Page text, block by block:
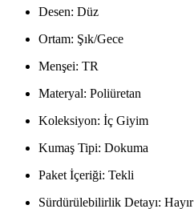
Desen: Düz
Ortam: Şık/Gece
Menşei: TR
Materyal: Poliüretan
Koleksiyon: İç Giyim
Kumaş Tipi: Dokuma
Paket İçeriği: Tekli
Sürdürülebilirlik Detayı: Hayır